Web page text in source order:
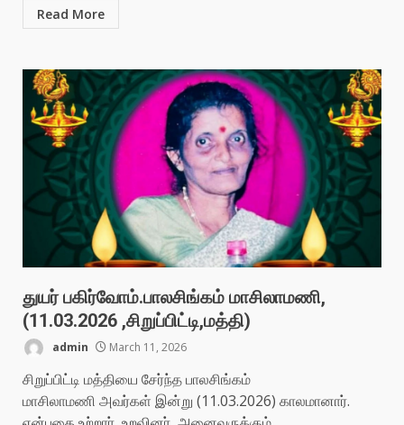
Read More
துயர் பகிர்வோம்.பாலசிங்கம் மாசிலாமணி,
(11.03.2026 ,சிறுப்பிட்டி,மத்தி)
admin March 11, 2026
சிறுப்பிட்டி மத்தியை சேர்ந்த பாலசிங்கம்
மாசிலாமணி அவர்கள் இன்று (11.03.2026) காலமானார்.